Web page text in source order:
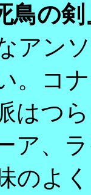
鳥の剣
アン
。コ
はつ
ア、
のよ